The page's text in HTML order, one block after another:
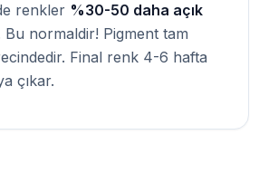
renkler %30-50 daha açık
normaldir! Pigment tam
Final renk 4-6 hafta
çıkar.